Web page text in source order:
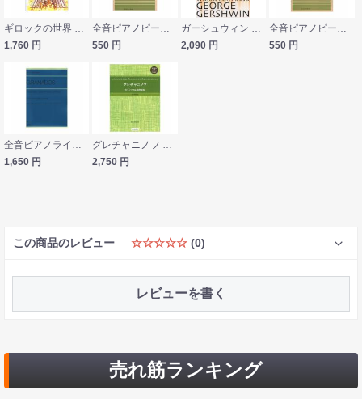
1,760 円
550 円
2,090 円
550 円
1,650 円
2,750 円
この商品のレビュー ☆☆☆☆☆ (0)
レビューを書く
売れ筋ランキング